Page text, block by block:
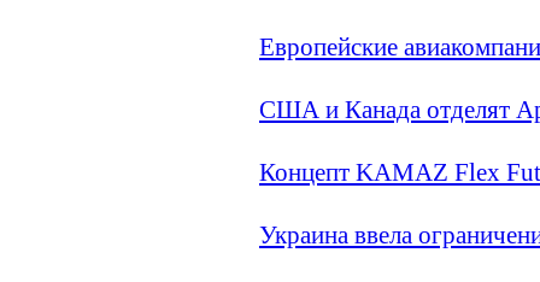
Европейские
США и Канада отделят
Концепт KAMAZ Flex
Украина ввела